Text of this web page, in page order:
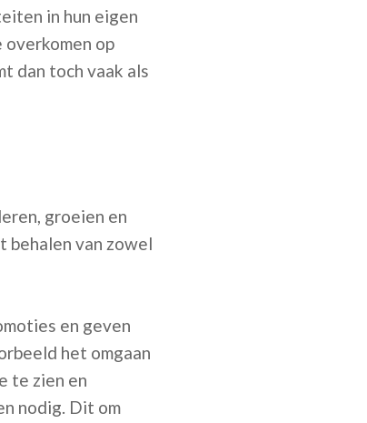
in hun eigen
op
dan toch vaak als
groeien en
van zowel
en geven
het omgaan
te zien en
nodig. Dit om